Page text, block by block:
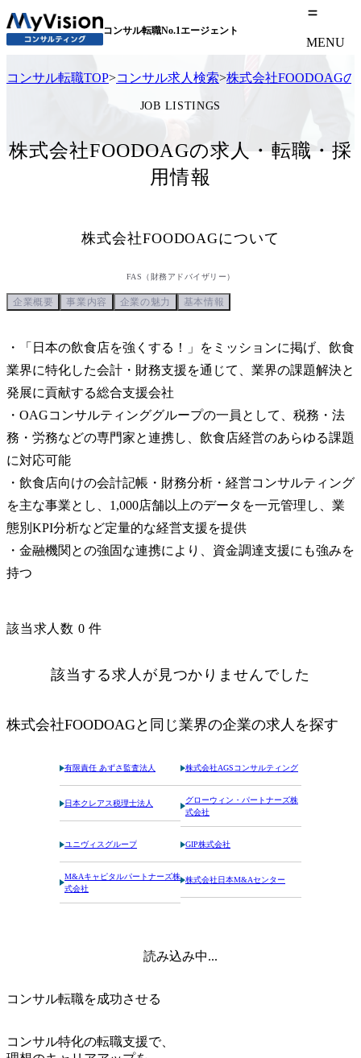
コンサル転職No.1エージェント
MENU
コンサル転職TOP>コンサル求人検索>株式会社FOODOAG
JOB LISTINGS
株式会社FOODOAGの求人・転職・採
用情報
株式会社FOODOAGについて
FAS（財務アドバイザリー）
企業概要 事業内容 企業の魅力 基本情報
・「日本の飲食店を強くする！」をミッションに掲げ、飲食
業界に特化した会計・財務支援を通じて、業界の課題解決と
発展に貢献する総合支援会社
・OAGコンサルティンググループの一員として、税務・法
務・労務などの専門家と連携し、飲食店経営のあらゆる課題
に対応可能
・飲食店向けの会計記帳・財務分析・経営コンサルティング
を主な事業とし、1,000店舗以上のデータを一元管理し、業
態別KPI分析など定量的な経営支援を提供
・金融機関との強固な連携により、資金調達支援にも強みを
持つ
該当求人数 0 件
該当する求人が見つかりませんでした
株式会社FOODOAGと同じ業界の企業の求人を探す
有限責任 あずさ監査法人 株式会社AGSコンサルティング
日本クレアス税理士法人
グローウィン・パートナーズ株
式会社
ユニヴィスグループ GIP株式会社
M&Aキャピタルパートナーズ株
式会社
株式会社日本M&Aセンター
読み込み中...
コンサル転職を成功させる
コンサル特化の転職支援で、